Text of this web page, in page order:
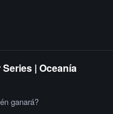
| Oceanía
ganará?